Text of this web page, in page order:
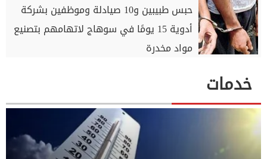
حبس طبيبين و10 صيادلة وموظفين بشركة
أدوية 15 يومًا في سوهاج لاتهامهم بتصنيع
مواد مخدرة
خدمات